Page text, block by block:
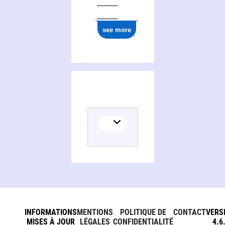
see more
INFORMATIONS
MISES À JOUR
MENTIONS
LÉGALES
POLITIQUE DE
CONFIDENTIALITÉ
CONTACT